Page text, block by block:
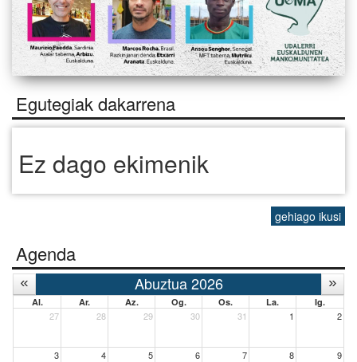
Egutegiak dakarrena
Ez dago ekimenik
gehiago ikusi
Agenda
Abuztua 2026
Al. Ar. Az. Og. Os. La. Ig.
27 28 29 30 31 1 2
3 4 5 6 7 8 9